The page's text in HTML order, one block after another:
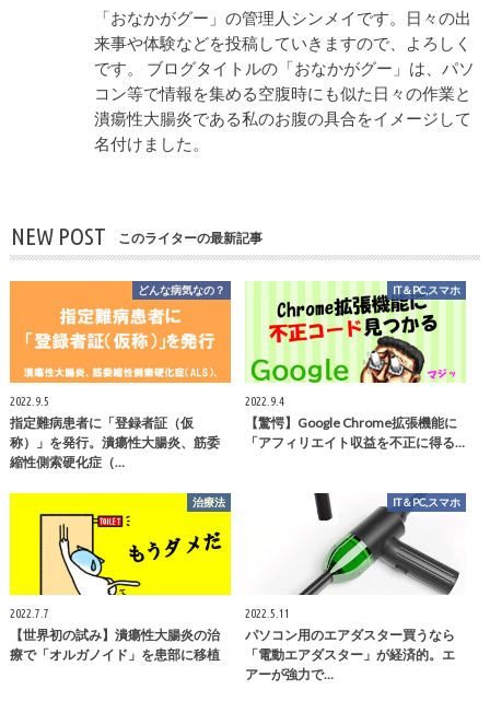
「おなかがグー」の管理人シンメイです。日々の出
来事や体験などを投稿していきますので、よろしく
です。 ブログタイトルの「おなかがグー」は、パソ
コン等で情報を集める空腹時にも似た日々の作業と
潰瘍性大腸炎である私のお腹の具合をイメージして
名付けました。
NEW POST このライターの最新記事
どんな病気なの？
2022.9.5
指定難病患者に「登録者証（仮
称）」を発行。潰瘍性大腸炎、筋委
縮性側索硬化症（…
IT＆PC,スマホ
2022.9.4
【驚愕】Google Chrome拡張機能に
「アフィリエイト収益を不正に得る…
治療法
2022.7.7
【世界初の試み】潰瘍性大腸炎の治
療で「オルガノイド」を患部に移植
IT＆PC,スマホ
2022.5.11
パソコン用のエアダスター買うなら
「電動エアダスター」が経済的。エ
アーが強力で…